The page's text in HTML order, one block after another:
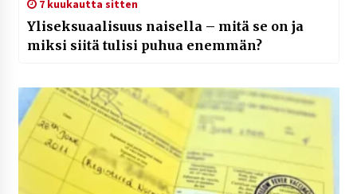
7 kuukautta sitten
Yliseksuaalisuus naisella – mitä se on ja
miksi siitä tulisi puhua enemmän?